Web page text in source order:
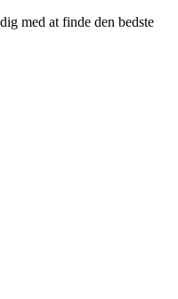
med at finde den bedste